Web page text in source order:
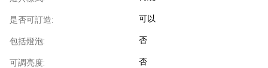
是否可訂造: 可以
包括燈泡: 否
可調亮度: 否